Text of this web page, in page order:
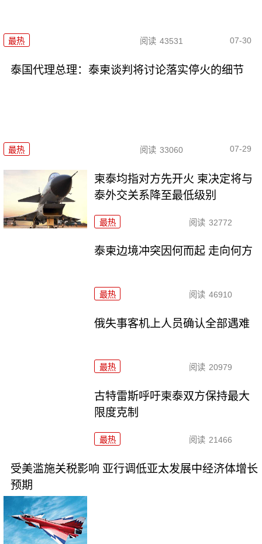
最热 阅读 43531 07-30
泰国代理总理：泰柬谈判将讨论落实停火的细节
最热 阅读 33060 07-29
柬泰均指对方先开火 柬决定将与
泰外交关系降至最低级别
最热 阅读 32772
泰柬边境冲突因何而起 走向何方
最热 阅读 46910
俄失事客机上人员确认全部遇难
最热 阅读 20979
古特雷斯呼吁柬泰双方保持最大
限度克制
最热 阅读 21466
受美滥施关税影响 亚行调低亚太发展中经济体增长
预期